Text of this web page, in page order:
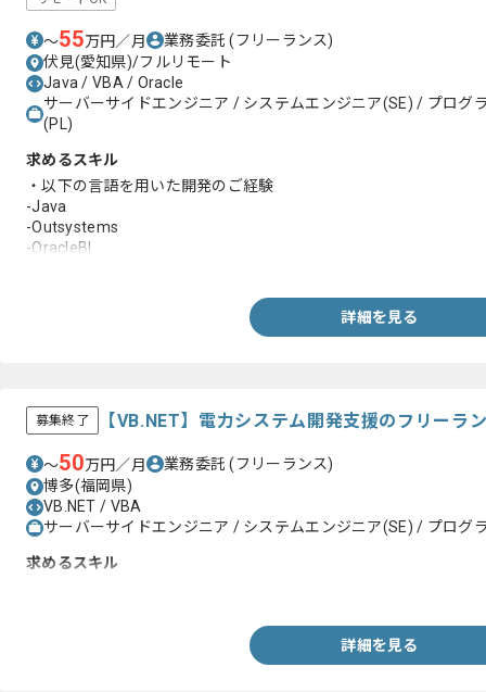
〜55万円／月 業務委託(フリーランス)
伏見(愛知県)/フルリモート
Java / VBA / Oracle
サーバーサイドエンジニア / システムエンジニア(SE) / プログ
(PL)
求めるスキル
・以下の言語を用いた開発のご経験
-Java
-Outsystems
-OracleBI
詳細を見る
募集終了 【VB.NET】電力システム開発支援のフリーラ
〜50万円／月 業務委託(フリーランス)
博多(福岡県)
VB.NET / VBA
サーバーサイドエンジニア / システムエンジニア(SE) / プログ
求めるスキル
詳細を見る